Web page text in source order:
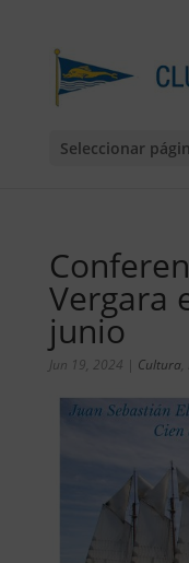
Seleccionar
Vergara
junio
Jun 19, 2024 | Cultura